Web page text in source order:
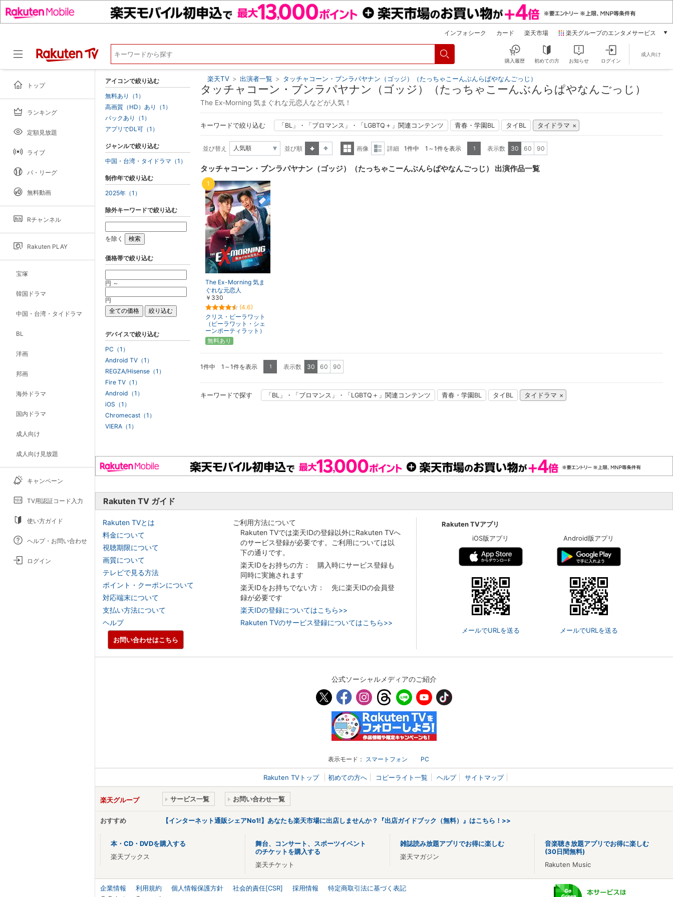
インフォシーク カード 楽天市場 楽天グループのエンタメサービス
本/ゲーム/CD/DVD
電子書籍
動画配信
購入履歴 初めての方 お知らせ ログイン
成人向け
トップ
ランキング
定額見放題
ライブ
パ・リーグ
無料動画
Rチャンネル
Rakuten PLAY
宝塚
韓国ドラマ
中国・台湾・タイドラマ
BL
洋画
邦画
海外ドラマ
国内ドラマ
成人向け
成人向け見放題
キャンペーン
TV用認証コード入力
使い方ガイド
ヘルプ・お問い合わせ
ログイン
楽天TV > 出演者一覧 > タッチャコーン・ブンラパヤナン（ゴッジ）（たっちゃこーんぶんらぱやなんごっじ）
タッチャコーン・ブンラパヤナン（ゴッジ）（たっちゃこーんぶんらぱやなんごっじ）
The Ex-Morning 気まぐれな元恋人などが人気！
キーワードで絞り込む 「BL」・「ブロマンス」・「LGBTQ＋」関連コンテンツ 青春・学園BL タイBL タイドラマ
並び替え
並び順
表示
画像
表示
詳細 1件中 1～1件を表示 1 表示数 30 60 90
タッチャコーン・ブンラパヤナン（ゴッジ）（たっちゃこーんぶんらぱやなんごっじ） 出演作品一覧
The Ex-Morning 気ま
ぐれな元恋人
￥330
(4.6)
クリス・ピーラワット
（ピーラワット・シェ
ーンポーティラット）
1
無料あり
1件中 1～1件を表示 1 表示数 30 60 90
キーワードで探す 「BL」・「ブロマンス」・「LGBTQ＋」関連コンテンツ 青春・学園BL タイBL タイドラマ
アイコンで絞り込む
無料あり（1）
高画質（HD）あり（1）
パックあり（1）
アプリでDL可（1）
ジャンルで絞り込む
中国・台湾・タイドラマ（1）
制作年で絞り込む
2025年（1）
除外キーワードで絞り込む
を除く
価格帯で絞り込む
円 ～
円
デバイスで絞り込む
PC（1）
Android TV（1）
REGZA/Hisense（1）
Fire TV（1）
Android（1）
iOS（1）
Chromecast（1）
VIERA（1）
Rakuten TV ガイド
Rakuten TVとは
料金について
視聴期限について
画質について
テレビで見る方法
ポイント・クーポンについて
対応端末について
支払い方法について
ヘルプ
ご利用方法について
Rakuten TVでは楽天IDの登録以外にRakuten TVへ
のサービス登録が必要です。ご利用については以
下の通りです。
楽天IDをお持ちの方： 購入時にサービス登録も
同時に実施されます
楽天IDをお持ちでない方： 先に楽天IDの会員登
録が必要です
楽天IDの登録についてはこちら>>
Rakuten TVのサービス登録についてはこちら>>
Rakuten TVアプリ
iOS版アプリ
メールでURLを送る
Android版アプリ
メールでURLを送る
お問い合わせはこちら
公式ソーシャルメディアのご紹介
表示モード： スマートフォン PC
Rakuten TVトップ 初めての方へ コピーライト一覧 ヘルプ サイトマップ
楽天グループ サービス一覧 お問い合わせ一覧
おすすめ 【インターネット通販シェアNo1!】あなたも楽天市場に出店しませんか？『出店ガイドブック（無料）』はこちら！>>
本・CD・DVDを購入する
楽天ブックス
舞台、コンサート、スポーツイベント
のチケットを購入する
楽天チケット
雑誌読み放題アプリでお得に楽しむ
楽天マガジン
音楽聴き放題アプリでお得に楽しむ
(30日間無料)
Rakuten Music
企業情報 利用規約 個人情報保護方針 社会的責任[CSR] 採用情報
特定商取引法に基づく表記